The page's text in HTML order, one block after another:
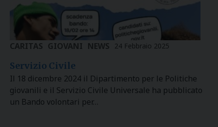
CARITAS GIOVANI NEWS 24 Febbraio 2025
Servizio Civile
Il 18 dicembre 2024 il Dipartimento per le Politiche
giovanili e il Servizio Civile Universale ha pubblicato
un Bando volontari per…